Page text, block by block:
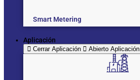
Smart Metering
Aplicación
Cerrar Aplicación Abierto Aplicación